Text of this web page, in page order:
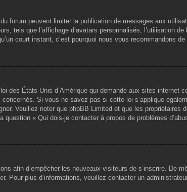
forum peuvent limiter la publication de messages aux
tels que l’affichage d’avatars personnalisés, l’utilisation
court instant, c’est pourquoi nous vous recommandons
des États-Unis d’Amérique qui demande aux sites
Si vous ne savez pas si cette loi s’applique
Veuillez noter que phpBB Limited et que les
« Qui dois-je contacter à propos de problèmes
afin d’empêcher les nouveaux visiteurs de s’inscrire. De
Pour plus d’informations, veuillez contacter un